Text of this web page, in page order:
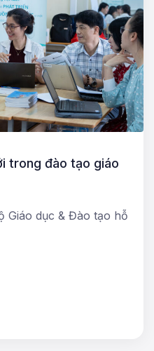
trong đào tạo giáo
Giáo dục & Đào tạo hỗ